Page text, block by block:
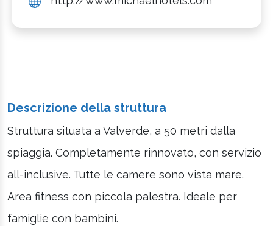
Descrizione della struttura
Struttura situata a Valverde, a 50 metri dalla
spiaggia. Completamente rinnovato, con servizio
all-inclusive. Tutte le camere sono vista mare.
Area fitness con piccola palestra. Ideale per
famiglie con bambini.